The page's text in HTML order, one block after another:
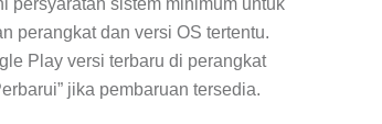
perangkat dan versi OS tertentu.
Play versi terbaru di perangkat
jika pembaruan tersedia.